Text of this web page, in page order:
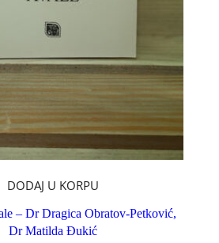
DODAJ U KORPU
– Dr Dragica Obratov-Petković,
Dr Matilda Đukić